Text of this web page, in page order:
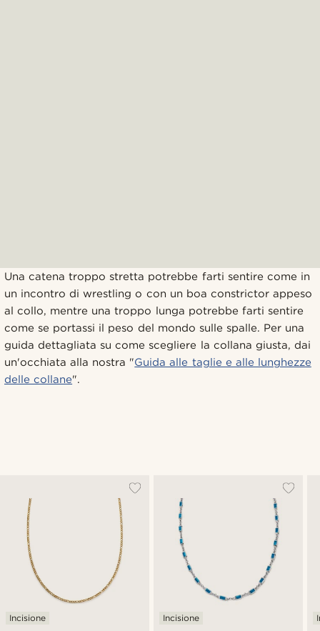
Una catena troppo stretta potrebbe farti sentire come in
un incontro di wrestling o con un boa constrictor appeso
al collo, mentre una troppo lunga potrebbe farti sentire
come se portassi il peso del mondo sulle spalle. Per una
guida dettagliata su come scegliere la collana giusta, dai
un'occhiata alla nostra "Guida alle taglie e alle lunghezze
delle collane".
Incisione Incisione